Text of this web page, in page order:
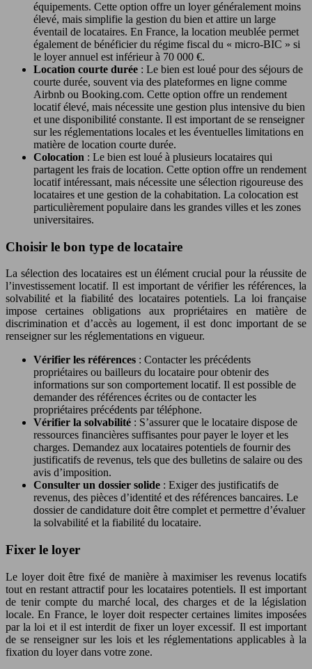
équipements. Cette option offre un loyer généralement moins
élevé, mais simplifie la gestion du bien et attire un large
éventail de locataires. En France, la location meublée permet
également de bénéficier du régime fiscal du « micro-BIC » si
le loyer annuel est inférieur à 70 000 €.
Location courte durée : Le bien est loué pour des séjours de
courte durée, souvent via des plateformes en ligne comme
Airbnb ou Booking.com. Cette option offre un rendement
locatif élevé, mais nécessite une gestion plus intensive du bien
et une disponibilité constante. Il est important de se renseigner
sur les réglementations locales et les éventuelles limitations en
matière de location courte durée.
Colocation : Le bien est loué à plusieurs locataires qui
partagent les frais de location. Cette option offre un rendement
locatif intéressant, mais nécessite une sélection rigoureuse des
locataires et une gestion de la cohabitation. La colocation est
particulièrement populaire dans les grandes villes et les zones
universitaires.
Choisir le bon type de locataire
La sélection des locataires est un élément crucial pour la réussite de
l’investissement locatif. Il est important de vérifier les références, la
solvabilité et la fiabilité des locataires potentiels. La loi française
impose certaines obligations aux propriétaires en matière de
discrimination et d’accès au logement, il est donc important de se
renseigner sur les réglementations en vigueur.
Vérifier les références : Contacter les précédents
propriétaires ou bailleurs du locataire pour obtenir des
informations sur son comportement locatif. Il est possible de
demander des références écrites ou de contacter les
propriétaires précédents par téléphone.
Vérifier la solvabilité : S’assurer que le locataire dispose de
ressources financières suffisantes pour payer le loyer et les
charges. Demandez aux locataires potentiels de fournir des
justificatifs de revenus, tels que des bulletins de salaire ou des
avis d’imposition.
Consulter un dossier solide : Exiger des justificatifs de
revenus, des pièces d’identité et des références bancaires. Le
dossier de candidature doit être complet et permettre d’évaluer
la solvabilité et la fiabilité du locataire.
Fixer le loyer
Le loyer doit être fixé de manière à maximiser les revenus locatifs
tout en restant attractif pour les locataires potentiels. Il est important
de tenir compte du marché local, des charges et de la législation
locale. En France, le loyer doit respecter certaines limites imposées
par la loi et il est interdit de fixer un loyer excessif. Il est important
de se renseigner sur les lois et les réglementations applicables à la
fixation du loyer dans votre zone.